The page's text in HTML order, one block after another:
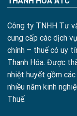
Công ty TNHH Tư
cung cấp các dịch
chính – thuế có uy
Thanh Hóa. Được
nhiệt huyết gồm
nhiều năm kinh
Thuế.